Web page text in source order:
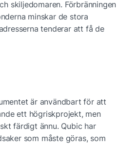
skiljedomaren. Förbränningen
minskar de stora
tenderar att få de
är användbart för att
ett högriskprojekt, men
färdigt ännu. Qubic har
som måste göras, som